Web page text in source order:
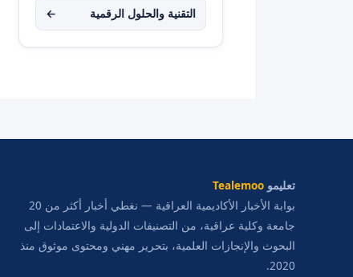
التقنية والحلول الرقمية ←
تعليمو Tealemoo
بوابة الأخبار الأكاديمية العراقية — نغطي أخبار أكثر من 20
جامعة وكلية عراقية، من التصنيفات الدولية والاعتمادات إلى
البحوث والإنجازات العلمية، بتحرير مهني ومحتوى موثوق منذ
2020.